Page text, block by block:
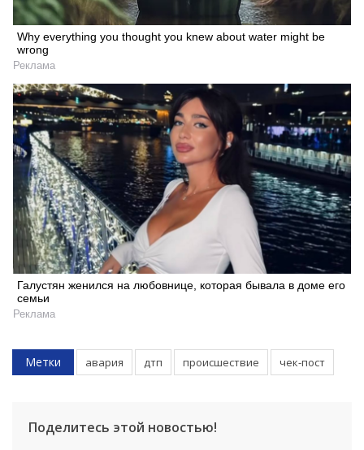
Why everything you thought you knew about water might be
wrong
Реклама
Галустян женился на любовнице, которая бывала в доме его
семьи
Реклама
Метки авария дтп происшествие чек-пост
Поделитесь этой новостью!